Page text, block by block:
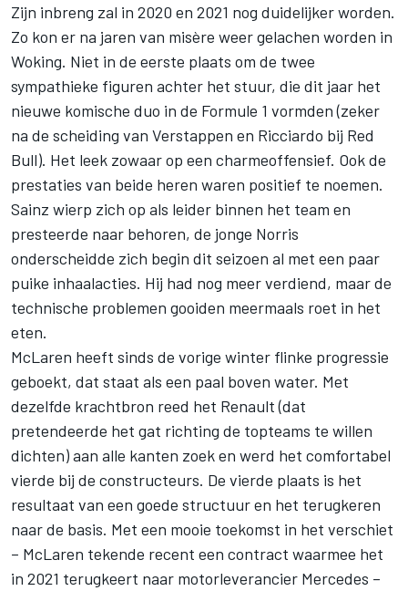
Zijn inbreng zal in 2020 en 2021 nog duidelijker worden.
Zo kon er na jaren van misère weer gelachen worden in
Woking. Niet in de eerste plaats om de twee
sympathieke figuren achter het stuur, die dit jaar het
nieuwe komische duo in de Formule 1 vormden (zeker
na de scheiding van Verstappen en Ricciardo bij Red
Bull). Het leek zowaar op een charmeoffensief. Ook de
prestaties van beide heren waren positief te noemen.
Sainz wierp zich op als leider binnen het team en
presteerde naar behoren, de jonge Norris
onderscheidde zich begin dit seizoen al met een paar
puike inhaalacties. Hij had nog meer verdiend, maar de
technische problemen gooiden meermaals roet in het
eten.
McLaren heeft sinds de vorige winter flinke progressie
geboekt, dat staat als een paal boven water. Met
dezelfde krachtbron reed het Renault (dat
pretendeerde het gat richting de topteams te willen
dichten) aan alle kanten zoek en werd het comfortabel
vierde bij de constructeurs. De vierde plaats is het
resultaat van een goede structuur en het terugkeren
naar de basis. Met een mooie toekomst in het verschiet
– McLaren tekende recent een contract waarmee het
in 2021 terugkeert naar motorleverancier Mercedes –